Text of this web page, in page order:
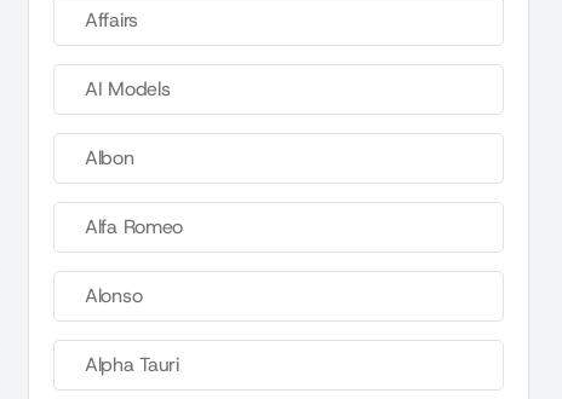
Affairs
AI Models
Albon
Alfa Romeo
Alonso
Alpha Tauri